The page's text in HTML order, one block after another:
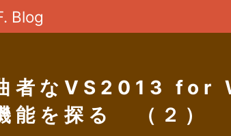
Blog
者なVS2013
能を探る （２）